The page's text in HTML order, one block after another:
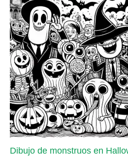
Dibujo de monstruos en